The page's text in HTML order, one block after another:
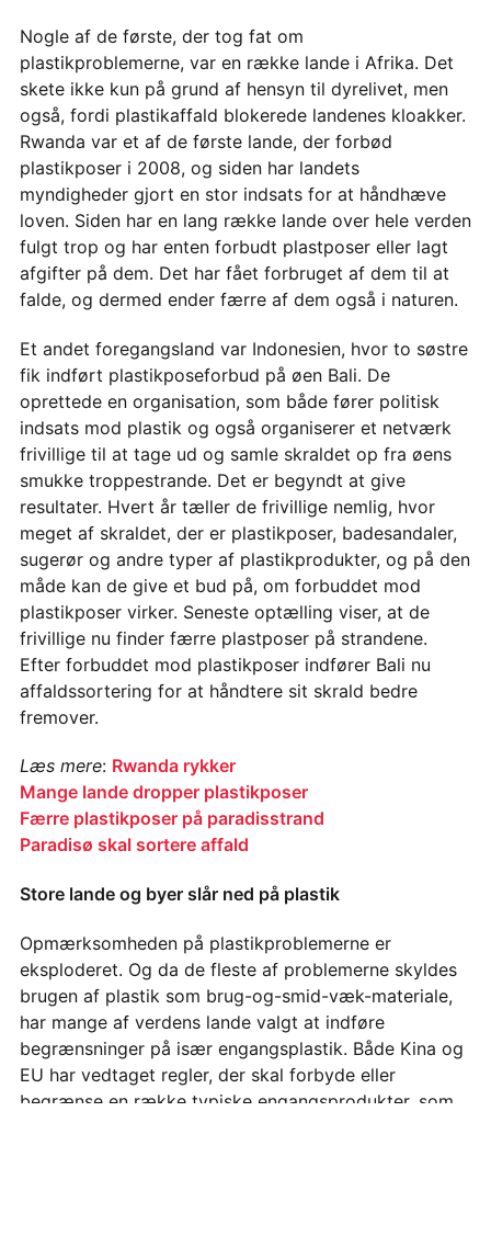
Nogle af de første, der tog fat om
plastikproblemerne, var en række lande i Afrika. Det
skete ikke kun på grund af hensyn til dyrelivet, men
også, fordi plastikaffald blokerede landenes kloakker.
Rwanda var et af de første lande, der forbød
plastikposer i 2008, og siden har landets
myndigheder gjort en stor indsats for at håndhæve
loven. Siden har en lang række lande over hele verden
fulgt trop og har enten forbudt plastposer eller lagt
afgifter på dem. Det har fået forbruget af dem til at
falde, og dermed ender færre af dem også i naturen.
Et andet foregangsland var Indonesien, hvor to søstre
fik indført plastikposeforbud på øen Bali. De
oprettede en organisation, som både fører politisk
indsats mod plastik og også organiserer et netværk
frivillige til at tage ud og samle skraldet op fra øens
smukke troppestrande. Det er begyndt at give
resultater. Hvert år tæller de frivillige nemlig, hvor
meget af skraldet, der er plastikposer, badesandaler,
sugerør og andre typer af plastikprodukter, og på den
måde kan de give et bud på, om forbuddet mod
plastikposer virker. Seneste optælling viser, at de
frivillige nu finder færre plastposer på strandene.
Efter forbuddet mod plastikposer indfører Bali nu
affaldssortering for at håndtere sit skrald bedre
fremover.
Læs mere: Rwanda rykker
Mange lande dropper plastikposer
Færre plastikposer på paradisstrand
Paradisø skal sortere affald
Store lande og byer slår ned på plastik
Opmærksomheden på plastikproblemerne er
eksploderet. Og da de fleste af problemerne skyldes
brugen af plastik som brug-og-smid-væk-materiale,
har mange af verdens lande valgt at indføre
begrænsninger på især engangsplastik. Både Kina og
EU har vedtaget regler, der skal forbyde eller
begrænse en række typiske engangsprodukter, som